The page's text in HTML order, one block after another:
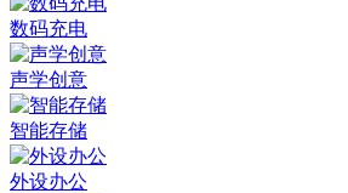
数码充电
声学创意
智能存储
外设办公